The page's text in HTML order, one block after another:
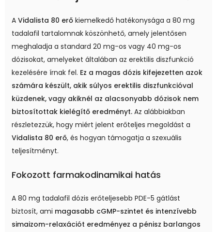
A Vidalista 80 erő kiemelkedő hatékonysága a 80 mg
tadalafil tartalomnak köszönhető, amely jelentősen
meghaladja a standard 20 mg-os vagy 40 mg-os
dózisokat, amelyeket általában az erektilis diszfunkció
kezelésére írnak fel. Ez a magas dózis kifejezetten azok
számára készült, akik súlyos erektilis diszfunkcióval
küzdenek, vagy akiknél az alacsonyabb dózisok nem
biztosítottak kielégítő eredményt. Az alábbiakban
részletezzük, hogy miért jelent erőteljes megoldást a
Vidalista 80 erő, és hogyan támogatja a szexuális
teljesítményt.
Fokozott farmakodinamikai hatás
A 80 mg tadalafil dózis erőteljesebb PDE-5 gátlást
biztosít, ami magasabb cGMP-szintet és intenzívebb
simaizom-relaxációt eredményez a pénisz barlangos